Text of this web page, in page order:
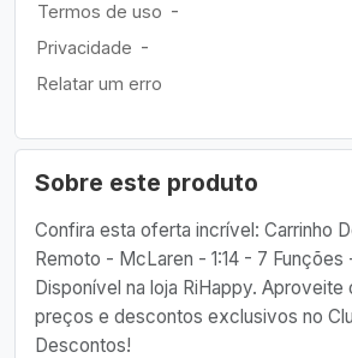
Sobre este produto
Confira esta oferta incrível: Carrinho
Remoto - McLaren - 1:14 - 7 Funções
Disponível na loja RiHappy. Aproveite
preços e descontos exclusivos no
Descontos!